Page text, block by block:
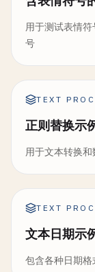
用于测试表情
号
TEXT
正则替换示
用于文本转换
TEXT
文本日期示
包含各种日期